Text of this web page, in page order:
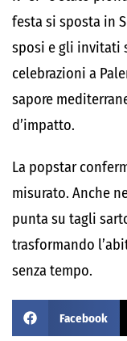
festa si sposta in
sposi e gli invitati
celebrazioni a
sapore
d’impatto.
La popstar
misurato. Anche
punta su tagli
trasformando
senza tempo.
Facebook